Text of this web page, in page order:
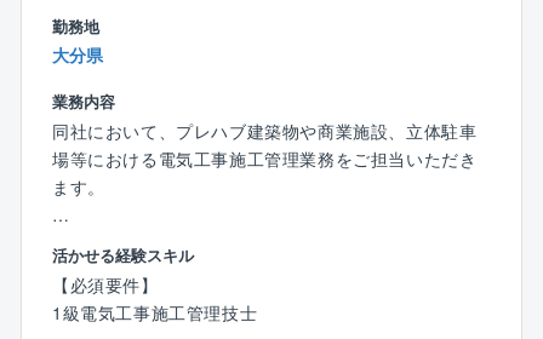
■資格補助
資格を取る際の費用は2回までは会社負担で受けること
■同社について：
創業50年を迎え、皆様の暮らしをはじめ、工業・農
業・漁業の中に関わる多くの設備工事など幅広い分野
を通じて、
社会に貢献すべく日々邁進しております。企業理念と
して「顧客満足度」「環境保護」「思いやり」「正確
敏速」「技術向上」を掲げ、仕事に対する目的意識を
勤務地
大分県
業務内容
同社において、プレハブ建築物や商業施設、立体駐車
場等における電気工事施工管理業務をご担当いただき
ます。
【具体的には】
■設備工事における施工計画・4大管理（原価・安全・
品質・工程）協力業者との折衝等の業務などをご担当
いただきます。
活かせる経験スキル
【必須要件】
1級電気工事施工管理技士